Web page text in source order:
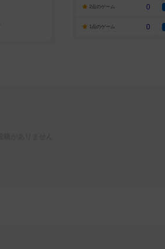
2点のゲーム 0
1点のゲーム 0